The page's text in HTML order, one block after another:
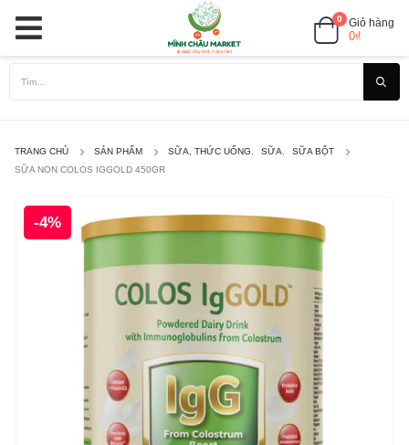
0 Giỏ hàng
0₫
TRANG CHỦ SẢN PHẨM SỮA, THỨC UỐNG SỮA
SỮA BỘT
SỮA NON COLOS IGGOLD 450GR
-4%